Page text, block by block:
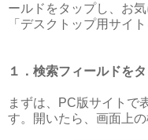
ールドをタップし、お
「デスクトップ用サイ
１．検索フィールドを
まずは、PC版サイトで
す。開いたら、画面上